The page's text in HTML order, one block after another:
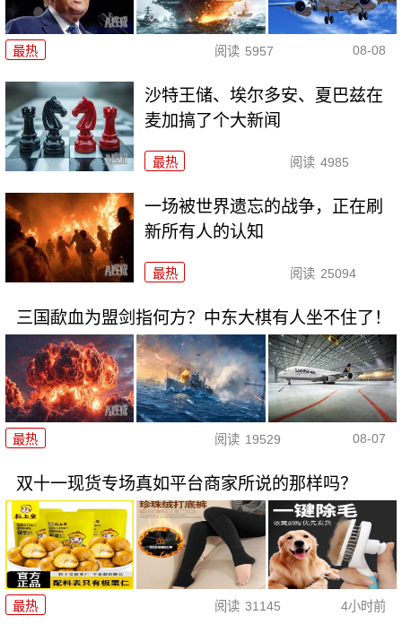
最热 阅读 5957 08-08
沙特王储、埃尔多安、夏巴兹在
麦加搞了个大新闻
最热 阅读 4985
一场被世界遗忘的战争，正在刷
新所有人的认知
最热 阅读 25094
三国歃血为盟剑指何方？中东大棋有人坐不住了！
最热 阅读 19529 08-07
双十一现货专场真如平台商家所说的那样吗？
最热 阅读 31145 4小时前